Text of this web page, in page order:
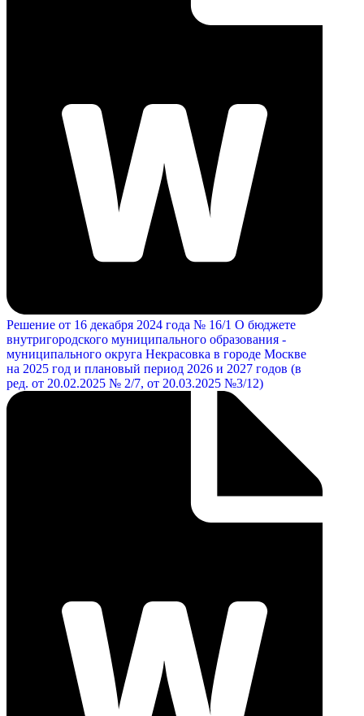
Решение от 16 декабря 2024 года № 16/1 О бюджете
внутригородского муниципального образования -
муниципального округа Некрасовка в городе Москве
на 2025 год и плановый период 2026 и 2027 годов (в
ред. от 20.02.2025 № 2/7, от 20.03.2025 №3/12)